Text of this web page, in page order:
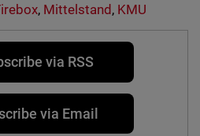
, Mittelstand , KMU
via RSS
via Email